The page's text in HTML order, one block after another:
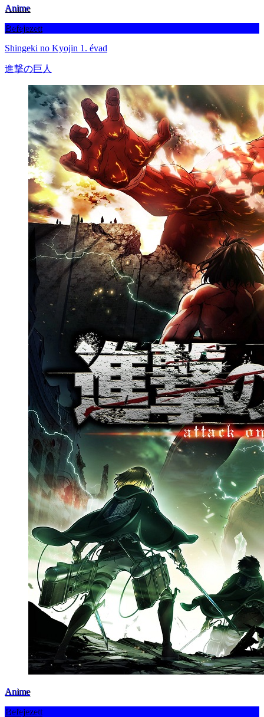
Anime
Befejezett
Shingeki no Kyojin 1. évad
進撃の巨人
Anime
Befejezett